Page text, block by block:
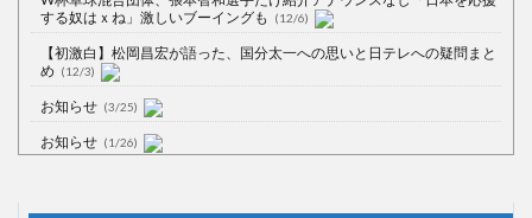
する奴はｘね」激しいブーイングも
(12/6)
【初激白】松岡昌宏が語った、国分太一への思いと日テレへの疑問まと
め (12/3)
お知らせ (3/25)
お知らせ (1/26)